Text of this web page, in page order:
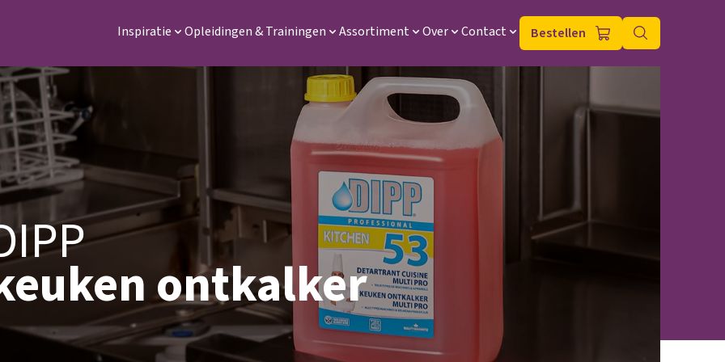
Inspiratie Opleidingen & Trainingen Assortiment Over Contact Bestellen
ontkalker